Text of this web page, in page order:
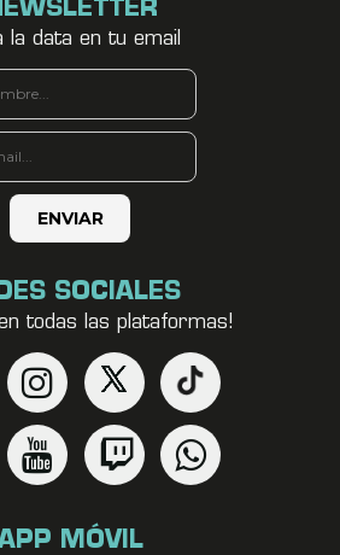
la data en tu email
SOCIALES
todas las plataformas!
MÓVIL